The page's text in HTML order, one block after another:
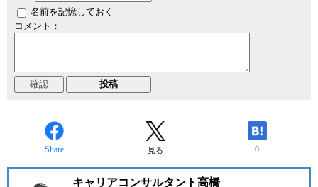
名前を記憶しておく
コメント：
Share 見る 0
キャリアコンサルタント高橋